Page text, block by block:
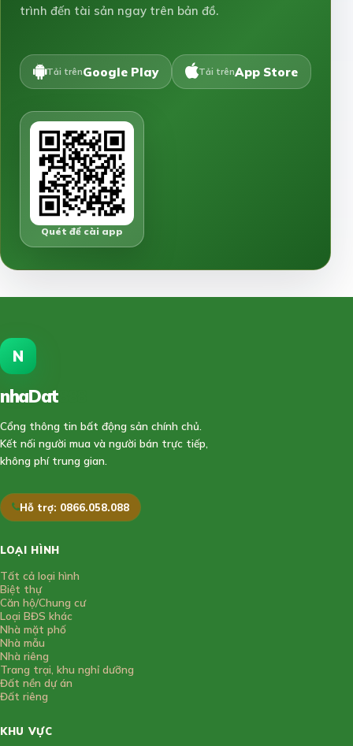
trình đến tài sản ngay trên bản đồ.
Tải trênGoogle Play Tải trênApp Store
Quét để cài app
N
nhaDat
Cổng thông tin bất động sản chính chủ.
Kết nối người mua và người bán trực tiếp,
không phí trung gian.
Hỗ trợ: 0866.058.088
LOẠI HÌNH
Tất cả loại hình
Biệt thự
Căn hộ/Chung cư
Loại BĐS khác
Nhà mặt phố
Nhà mẫu
Nhà riêng
Trang trại, khu nghỉ dưỡng
Đất nền dự án
Đất riêng
KHU VỰC